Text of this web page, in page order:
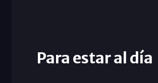
Para estar al día